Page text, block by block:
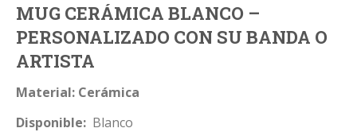
MUG CERÁMICA BLANCO –
PERSONALIZADO CON SU BANDA O
ARTISTA
Material: Cerámica
Disponible: Blanco